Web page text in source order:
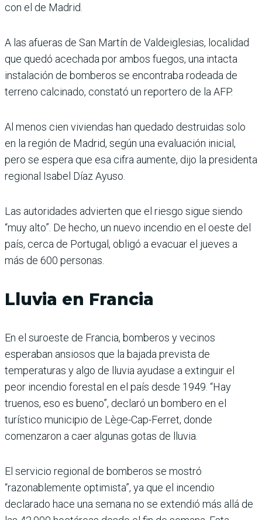
con el de Madrid.
A las afueras de San Martín de Valdeiglesias, localidad
que quedó acechada por ambos fuegos, una intacta
instalación de bomberos se encontraba rodeada de
terreno calcinado, constató un reportero de la AFP.
Al menos cien viviendas han quedado destruidas solo
en la región de Madrid, según una evaluación inicial,
pero se espera que esa cifra aumente, dijo la presidenta
regional Isabel Díaz Ayuso.
Las autoridades advierten que el riesgo sigue siendo
“muy alto”. De hecho, un nuevo incendio en el oeste del
país, cerca de Portugal, obligó a evacuar el jueves a
más de 600 personas.
Lluvia en Francia
En el suroeste de Francia, bomberos y vecinos
esperaban ansiosos que la bajada prevista de
temperaturas y algo de lluvia ayudase a extinguir el
peor incendio forestal en el país desde 1949. “Hay
truenos, eso es bueno”, declaró un bombero en el
turístico municipio de Lège-Cap-Ferret, donde
comenzaron a caer algunas gotas de lluvia.
El servicio regional de bomberos se mostró
“razonablemente optimista”, ya que el incendio
declarado hace una semana no se extendió más allá de